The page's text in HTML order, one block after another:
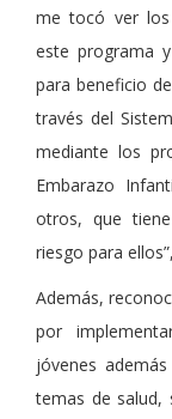
me tocó ver los
este programa
para beneficio
través del
mediante los
Embarazo
otros, que
riesgo para
Además,
por
jóvenes
temas de salud,